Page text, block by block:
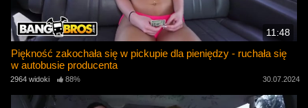
11:48
Piękność zakochała się w pickupie dla pieniędzy - ruchała się
w autobusie producenta
2964 widoki 88% 30.07.2024